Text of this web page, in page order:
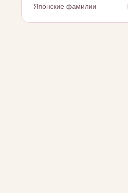
Японские фамилии